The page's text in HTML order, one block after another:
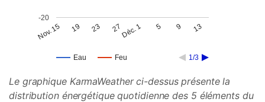
Eau Feu 1/3
Nov. 15 19 23 27 Déc. 1 5 9 13
-20
Le graphique KarmaWeather ci-dessus présente la
distribution énergétique quotidienne des 5 éléments du